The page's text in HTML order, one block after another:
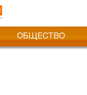
ОБЩЕСТВО